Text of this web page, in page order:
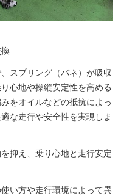
スプリング（バネ）が吸収
心地や操縦安定性を高める
をオイルなどの抵抗によっ
な走行や安全性を実現しま
抑え、乗り心地と走行安定
い方や走行環境によって異